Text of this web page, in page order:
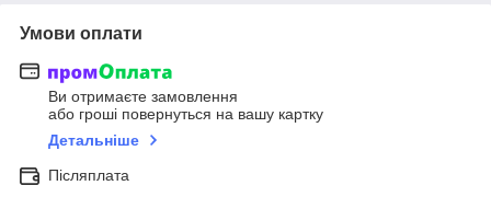
Умови оплати
Ви отримаєте замовлення
або гроші повернуться на вашу картку
Детальніше
Післяплата